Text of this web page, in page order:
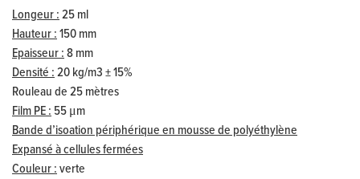
Longeur :25 ml
Hauteur :150 mm
Epaisseur :8 mm
Densité :20 kg/m3 ± 15%
Rouleau de 25 mètres
Film PE : 55 μm
Bande d’isoation périphérique en mousse de polyéthylène
Expansé à cellules fermées
Couleur :verte